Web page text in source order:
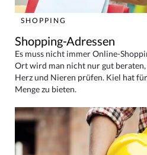
SHOPPING
Shopping-Adressen
Es muss nicht immer Online-
Ort wird man nicht nur gut
Herz und Nieren prüfen. Kiel hat
Menge zu bieten.